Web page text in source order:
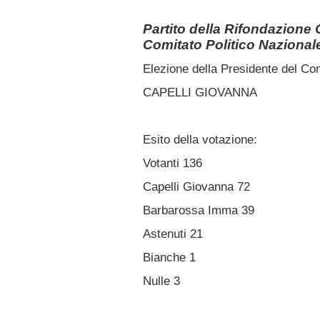
Partito della Rifondazione
Comitato Politico
Elezione della Presidente del
CAPELLI GIOVANNA
Esito della votazione:
Votanti 136
Capelli Giovanna 72
Barbarossa Imma 39
Astenuti 21
Bianche 1
Nulle 3